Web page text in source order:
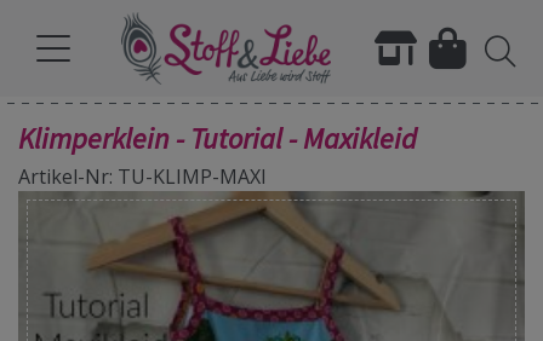
Klimperklein - Tutorial - Maxikleid
Artikel-Nr: TU-KLIMP-MAXI